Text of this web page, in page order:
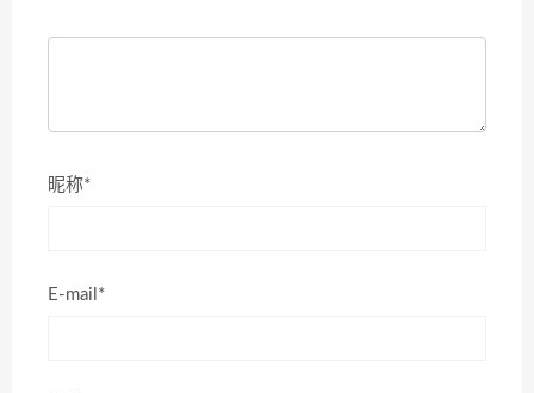
昵称*
E-mail*